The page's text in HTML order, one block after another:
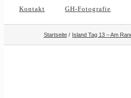
Kontakt GH-Fotografie
Startseite Island Tag 13 – Am